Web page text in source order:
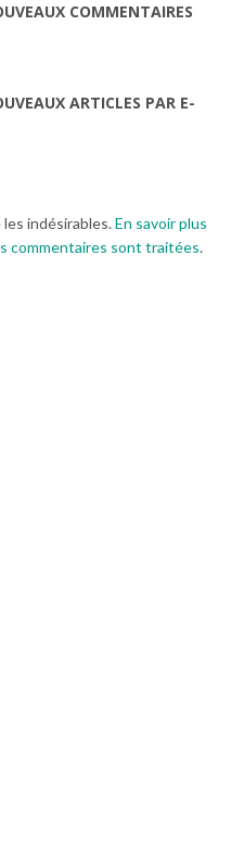
COMMENTAIRES
ARTICLES PAR E-
indésirables.En savoir plus
commentaires sont traitées.